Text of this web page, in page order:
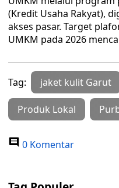
(Kredit Usaha Rakyat),
akses pasar. Target
UMKM pada 2026
Tag: jaket kulit Garut
Produk Lokal
0 Komentar